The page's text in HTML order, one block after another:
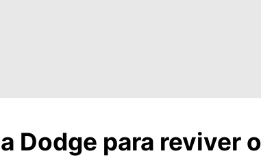
Dodge para reviver